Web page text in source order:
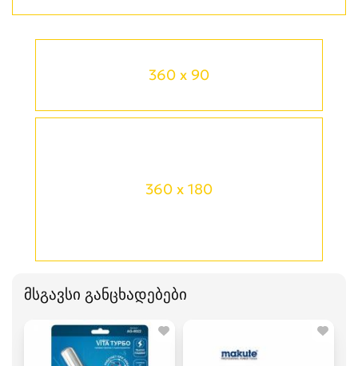
360 x 90
360 x 180
მსგავსი განცხადებები